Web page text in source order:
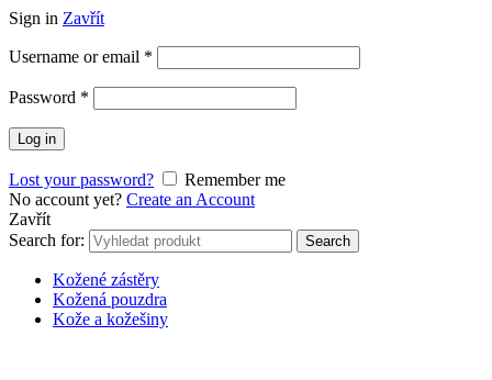
Sign in Zavřít
Username or email *
Password *
Log in
Lost your password?
Remember me
No account yet? Create an Account
Zavřít
Search for:
Search
Kožené zástěry
Kožená pouzdra
Kože a kožešiny